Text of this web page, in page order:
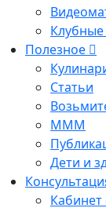
Полезное
Статьи
МММ
Дети и
Кабинет